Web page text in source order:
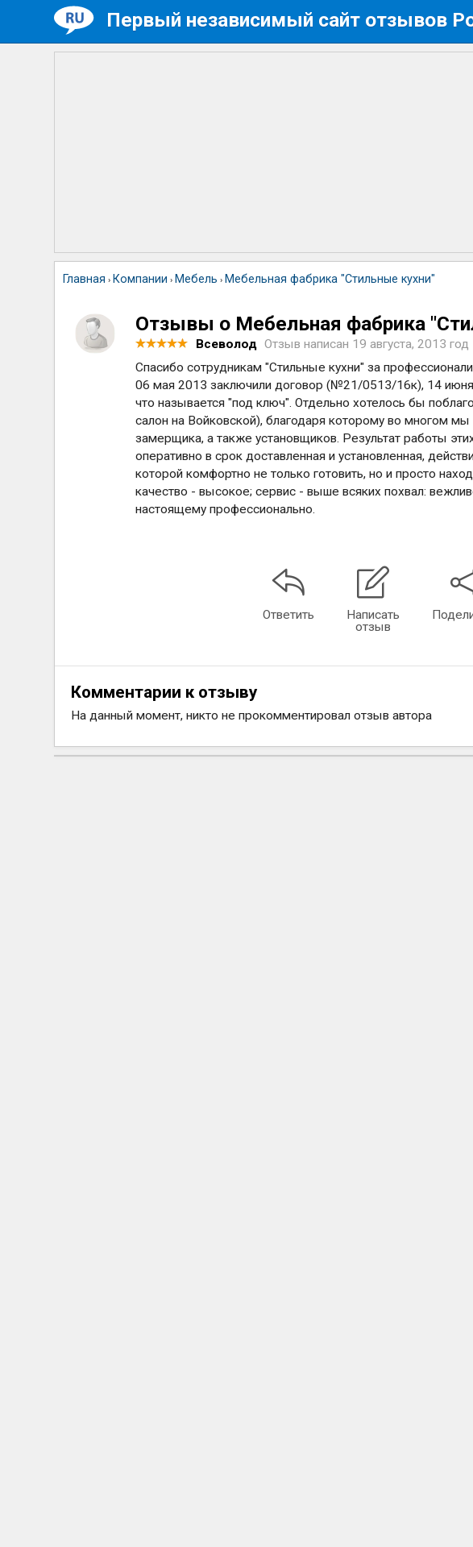
Первый независимый сайт отзывов
Главная › Компании › Мебель › Мебельная фабрика "Стильные кухни"
Отзывы о Мебельная фабрика
Всеволод Отзыв написан 19 августа, 2013 год
Спасибо сотрудникам "Стильные кухни" за
06 мая 2013 заключили договор (№21/0513/16к), 14 июня
что называется "под ключ". Отдельно хотелось бы
салон на Войковской), благодаря которому во многом мы
замерщика, а также установщиков. Результат работы
оперативно в срок доставленная и установленная,
которой комфортно не только готовить, но и просто
качество - высокое; сервис - выше всяких похвал:
настоящему профессионально.
Ответить
Написать
отзыв
Комментарии к отзыву
На данный момент, никто не прокомментировал отзыв автора